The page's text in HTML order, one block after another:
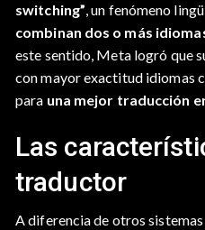
switching”, un fenómeno
combinan dos o más
este sentido, Meta logró que
con mayor exactitud idiomas
para una mejor traducción
Las
traductor
A diferencia de otros